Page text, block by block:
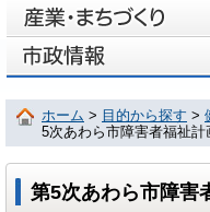
ホーム > 目的から探す >
5次あわら市障害者福祉計
第5次あわら市障害